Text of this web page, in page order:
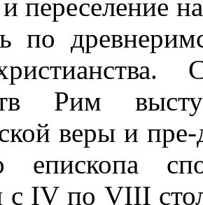
и переселение
по
Рим
веры и
епископа
с IV по VIII